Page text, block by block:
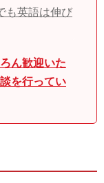
も英語は伸び
ん歓迎いた
を行ってい